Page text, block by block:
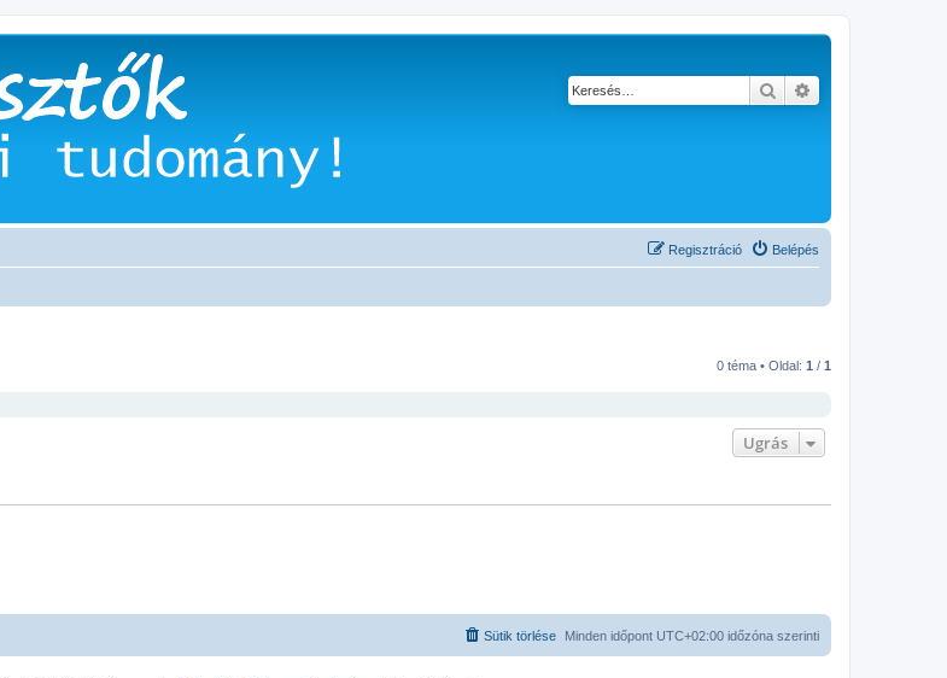
Keresés
Belépés
Regisztráció
0 téma • Oldal: 1 / 1
Ugrás
Minden időpont UTC+02:00 időzóna szerinti
Sütik törlése